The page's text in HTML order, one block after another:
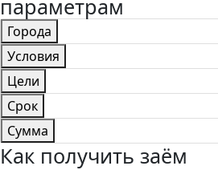
параметрам
Города
Условия
Цели
Срок
Сумма
Как получить заём